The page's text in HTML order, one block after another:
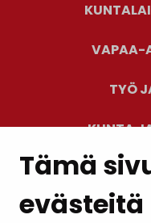
Tämä
evästeitä
VAPAA-
TYÖ
KUNTA